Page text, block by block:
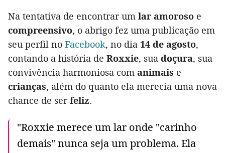
Na tentativa de encontrar um lar amoroso e
compreensivo, o abrigo fez uma publicação em
seu perfil no Facebook, no dia 14 de agosto,
contando a história de Roxxie, sua doçura, sua
convivência harmoniosa com animais e
crianças, além do quanto ela merecia uma nova
chance de serfeliz.
"Roxxie merece um lar onde "carinho
demais" nunca seja um problema. Ela